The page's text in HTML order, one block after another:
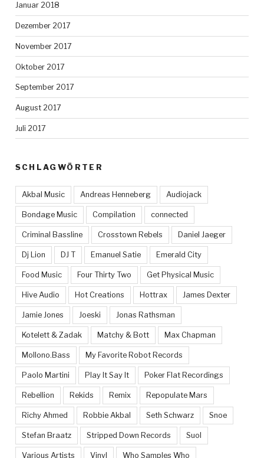
Januar 2018
Dezember 2017
November 2017
Oktober 2017
September 2017
August 2017
Juli 2017
SCHLAGWÖRTER
Akbal Music Andreas Henneberg Audiojack
Bondage Music Compilation connected
Criminal Bassline Crosstown Rebels Daniel Jaeger
Dj Lion DJ T Emanuel Satie Emerald City
Food Music Four Thirty Two Get Physical Music
Hive Audio Hot Creations Hottrax James Dexter
Jamie Jones Joeski Jonas Rathsman
Kotelett & Zadak Matchy & Bott Max Chapman
Mollono.Bass My Favorite Robot Records
Paolo Martini Play It Say It Poker Flat Recordings
Rebellion Rekids Remix Repopulate Mars
Richy Ahmed Robbie Akbal Seth Schwarz Snoe
Stefan Braatz Stripped Down Records Suol
Various Artists Vinyl Who Samples Who